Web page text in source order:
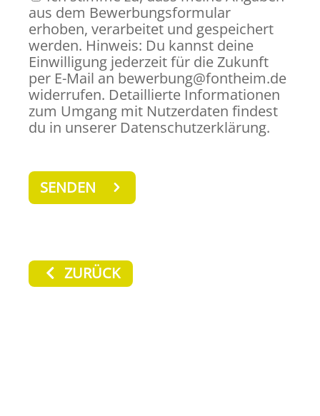
aus dem Bewerbungsformular
erhoben, verarbeitet und gespeichert
werden. Hinweis: Du kannst deine
Einwilligung jederzeit für die Zukunft
per E-Mail an bewerbung@fontheim.de
widerrufen. Detaillierte Informationen
zum Umgang mit Nutzerdaten findest
du in unserer Datenschutzerklärung.
ZURÜCK